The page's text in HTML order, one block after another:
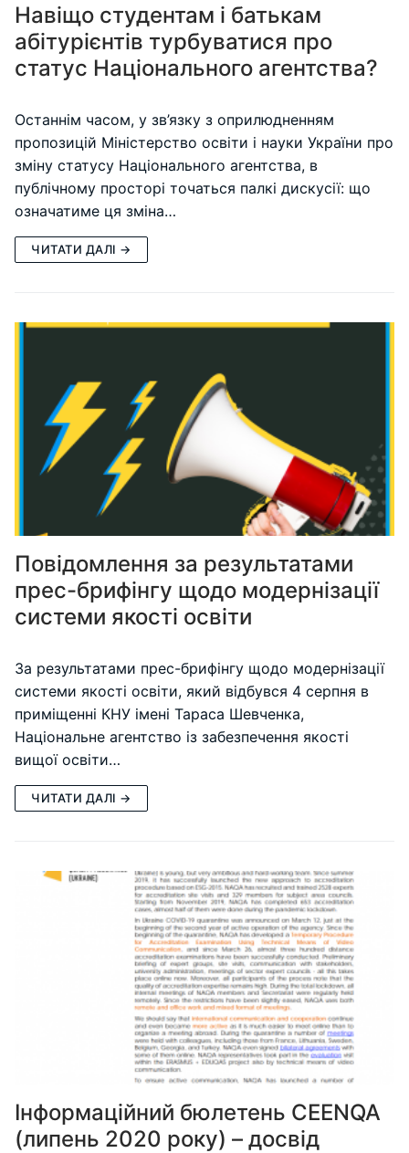
Навіщо студентам і батькам
абітурієнтів турбуватися про
статус Національного агентства?
Останнім часом, у зв’язку з оприлюдненням
пропозицій Міністерство освіти і науки України про
зміну статусу Національного агентства, в
публічному просторі точаться палкі дискусії: що
означатиме ця зміна…
ЧИТАТИ ДАЛІ →
Повідомлення за результатами
прес-брифінгу щодо модернізації
системи якості освіти
За результатами прес-брифінгу щодо модернізації
системи якості освіти, який відбувся 4 серпня в
приміщенні КНУ імені Тараса Шевченка,
Національне агентство із забезпечення якості
вищої освіти…
ЧИТАТИ ДАЛІ →
Інформаційний бюлетень CEENQA
(липень 2020 року) – досвід